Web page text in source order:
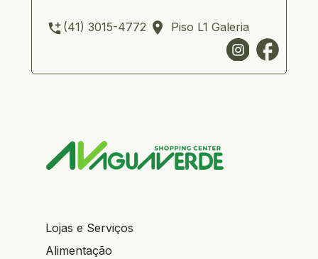
Lojas e Serviços
Alimentação